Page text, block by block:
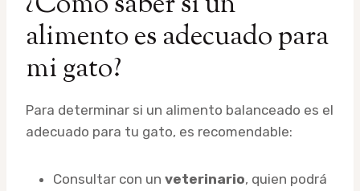
alimento es adecuado para
mi gato?
Para determinar si un alimento balanceado es el
adecuado para tu gato, es recomendable:
Consultar con un veterinario, quien podrá